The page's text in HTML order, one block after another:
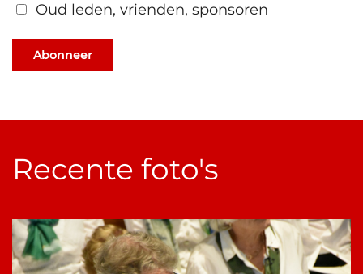
Oud leden, vrienden, sponsoren
Abonneer
Recente foto's